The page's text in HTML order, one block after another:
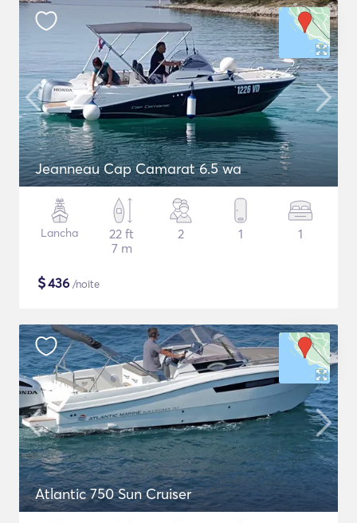
Jeanneau Cap Camarat 6.5 wa
Lancha
22 ft
7 m
2 1 1
$436 /noite
Atlantic 750 Sun Cruiser